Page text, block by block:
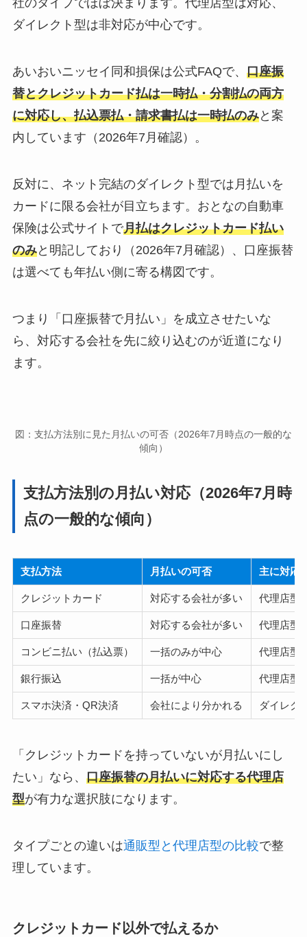
社のタイプでほぼ決まります。代理店型は対応、
ダイレクト型は非対応が中心です。
あいおいニッセイ同和損保は公式FAQで、 口座振
替とクレジットカード払は一時払・分割払の両方
に対応し、払込票払・請求書払は一時払のみと案
内しています（2026年7月確認）。
反対に、ネット完結のダイレクト型では月払いを
カードに限る会社が目立ちます。おとなの自動車
保険は公式サイトで月払はクレジットカード払い
のみと明記しており（2026年7月確認）、口座振替
は選べても年払い側に寄る構図です。
つまり「口座振替で月払い」を成立させたいな
ら、対応する会社を先に絞り込むのが近道になり
ます。
図：支払方法別に見た月払いの可否（2026年7月時点の一般的な
傾向）
支払方法別の月払い対応（2026年7月時
点の一般的な傾向）
支払方法 月払いの可否 主に対応
クレジットカード 対応する会社が多い 代理店型
口座振替 対応する会社が多い 代理店型
コンビニ払い（払込票） 一括のみが中心 代理店型
銀行振込 一括が中心 代理店型
スマホ決済・QR決済 会社により分かれる ダイレク
「クレジットカードを持っていないが月払いにし
たい」なら、 口座振替の月払いに対応する代理店
型が有力な選択肢になります。
タイプごとの違いは通販型と代理店型の比較で整
理しています。
クレジットカード以外で払えるか